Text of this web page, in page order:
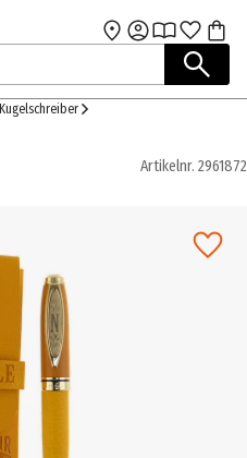
Zum Hauptinhalt
Kugelschreiber
Artikelnr. 2961872